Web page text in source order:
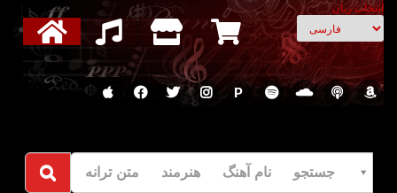
انتخاب زبان
P
جستجو نام آهنگ هنرمند متن ترانه